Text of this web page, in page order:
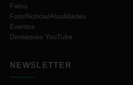
Fatos
Fato/Notícia/Atualidades
Eventos
Destaques YouTube
NEWSLETTER